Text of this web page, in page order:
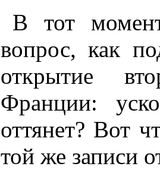
В тот
вопрос, как
открытие
Франции:
оттянет? Вот
той же записи